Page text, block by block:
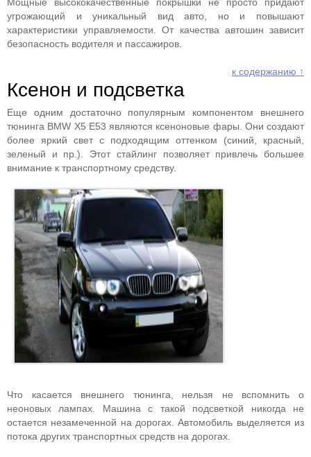
угрожающий и уникальный вид авто, но и повышают
характеристики управляемости. От качества автошин зависит
безопасность водителя и пассажиров.
к содержанию ↑
Ксенон и подсветка
Еще одним достаточно популярным компонентом внешнего
тюнинга BMW X5 E53 являются ксеноновые фары. Они создают
более яркий свет с подходящим оттенком (синий, красный,
зеленый и пр.). Этот стайлинг позволяет привлечь большее
внимание к транспортному средству.
Что касается внешнего тюнинга, нельзя не вспомнить о
неоновых лампах. Машина с такой подсветкой никогда не
остается незамеченной на дорогах. Автомобиль выделяется из
потока других транспортных средств на дорогах.